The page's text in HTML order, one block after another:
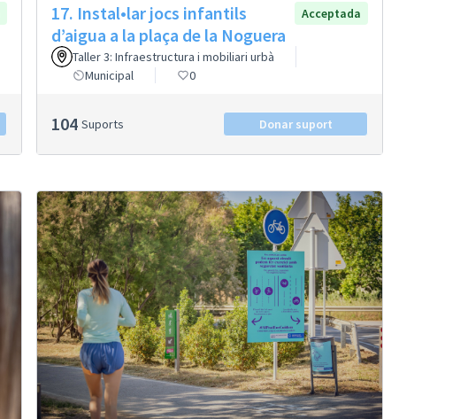
17. Instal•lar jocs infantils
d’aigua a la plaça de la Noguera
Acceptada
Taller 3: Infraestructura i mobiliari urbà
Municipal
0
104 Suports Donar suport